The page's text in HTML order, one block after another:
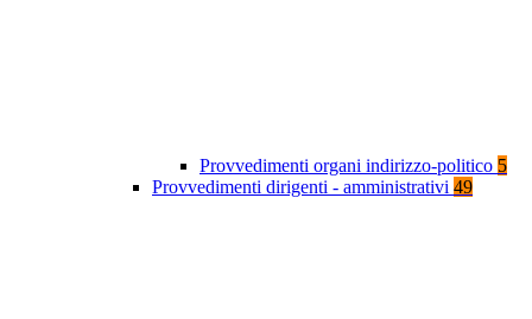
Provvedimenti organi indirizzo-politico 5
Provvedimenti dirigenti - amministrativi 49